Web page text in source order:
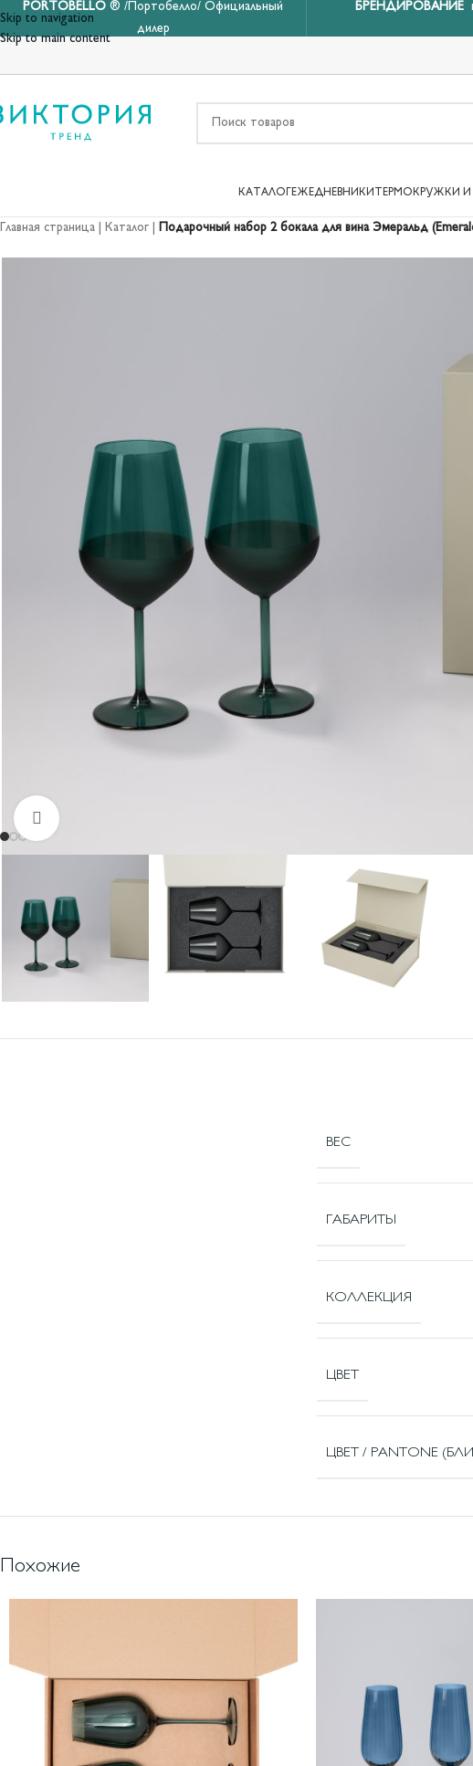
Skip to navigation
Skip to main content
PORTOBELLO ® /Портобелло/ Официальный
дилер
БРЕНДИРОВАНИЕ
КАТАЛОГ ЕЖЕДНЕВНИКИ ТЕРМОКРУЖКИ
Главная страница Каталог Подарочный набор 2 бокала для вина Эмеральд
ВЕС
ГАБАРИТЫ
КОЛЛЕКЦИЯ
ЦВЕТ
ЦВЕТ / PANTONE
Похожие